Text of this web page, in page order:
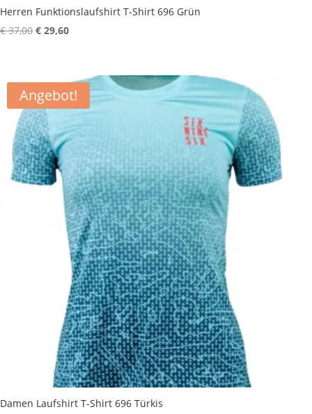
Herren Funktionslaufshirt T-Shirt 696 Grün
€37,00 Ursprünglicher
€ 37,00
€ 29,60Aktueller
€ 29,60.
Angebot!
Damen Laufshirt T-Shirt 696 Türkis